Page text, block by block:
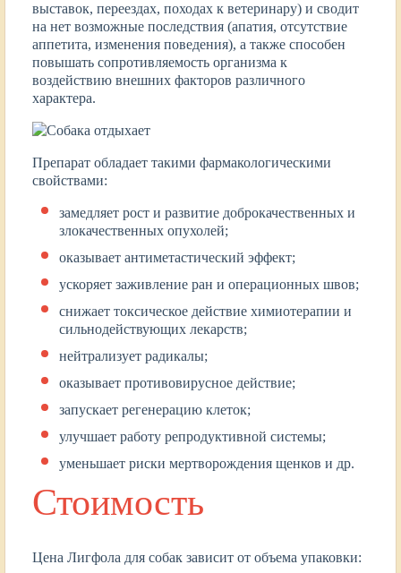
выставок, переездах, походах к ветеринару) и сводит
на нет возможные последствия (апатия, отсутствие
аппетита, изменения поведения), а также способен
повышать сопротивляемость организма к
воздействию внешних факторов различного
характера.
Препарат обладает такими фармакологическими
свойствами:
замедляет рост и развитие доброкачественных и
злокачественных опухолей;
оказывает антиметастический эффект;
ускоряет заживление ран и операционных швов;
снижает токсическое действие химиотерапии и
сильнодействующих лекарств;
нейтрализует радикалы;
оказывает противовирусное действие;
запускает регенерацию клеток;
улучшает работу репродуктивной системы;
уменьшает риски мертворождения щенков и др.
Стоимость
Цена Лигфола для собак зависит от объема упаковки: